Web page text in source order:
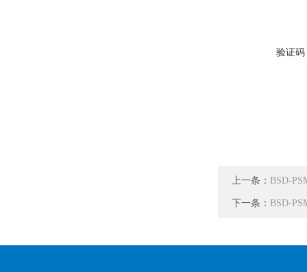
验证码
上一条： BSD-
下一条： BSD-